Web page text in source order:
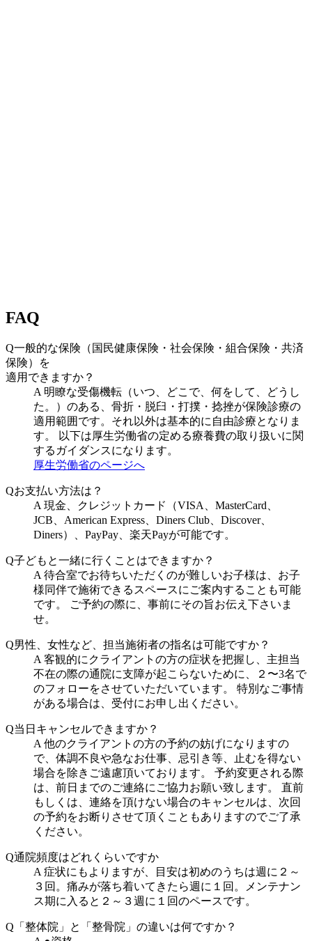
FAQ
Q一般的な保険（国民健康保険・社会保険・組合保険・共済
保険）を
適用できますか？
A 明瞭な受傷機転（いつ、どこで、何をして、どうし
た。）のある、骨折・脱臼・打撲・捻挫が保険診療の
適用範囲です。それ以外は基本的に自由診療となりま
す。 以下は厚生労働省の定める療養費の取り扱いに関
するガイダンスになります。
厚生労働省のページへ
Qお支払い方法は？
A 現金、クレジットカード（VISA、MasterCard、
JCB、American Express、Diners Club、Discover、
Diners）、PayPay、楽天Payが可能です。
Q子どもと一緒に行くことはできますか？
A 待合室でお待ちいただくのが難しいお子様は、お子
様同伴で施術できるスペースにご案内することも可能
です。 ご予約の際に、事前にその旨お伝え下さいま
せ。
Q男性、女性など、担当施術者の指名は可能ですか？
A 客観的にクライアントの方の症状を把握し、主担当
不在の際の通院に支障が起こらないために、２〜3名で
のフォローをさせていただいています。 特別なご事情
がある場合は、受付にお申し出ください。
Q当日キャンセルできますか？
A 他のクライアントの方の予約の妨げになりますの
で、体調不良や急なお仕事、忌引き等、止むを得ない
場合を除きご遠慮頂いております。 予約変更される際
は、前日までのご連絡にご協力お願い致します。 直前
もしくは、連絡を頂けない場合のキャンセルは、次回
の予約をお断りさせて頂くこともありますのでご了承
ください。
Q通院頻度はどれくらいですか
A 症状にもよりますが、目安は初めのうちは週に２～
３回。痛みが落ち着いてきたら週に１回。メンテナン
ス期に入ると２～３週に１回のペースです。
Q 「整体院」と「整骨院」の違いは何ですか？